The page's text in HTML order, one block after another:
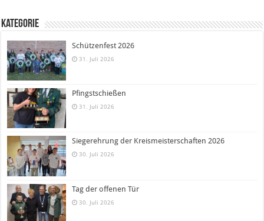
Kategorie
Schützenfest 2026
31. Juli 2026
Pfingstschießen
31. Juli 2026
Siegerehrung der Kreismeisterschaften 2026
30. Juli 2026
Tag der offenen Tür
30. Juli 2026